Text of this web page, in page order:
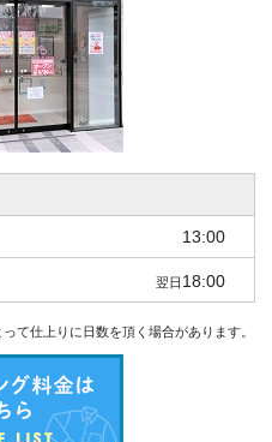
13:00
翌日 18:00
て仕上りに日数を頂く場合があります。